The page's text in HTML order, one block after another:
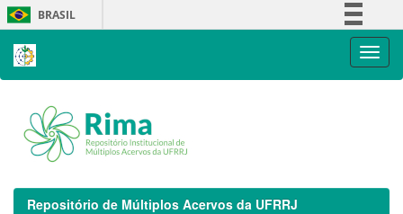
Skip
navigation
BRASIL
Repositório de Múltiplos Acervos da UFRRJ